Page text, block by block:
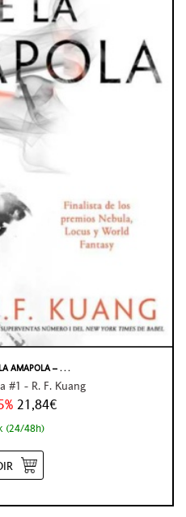
AMAPOLA – . . .
#1 - R. F. Kuang
21,84€
(24/48h)